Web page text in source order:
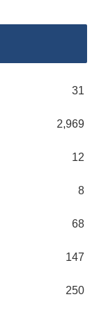
31
2,969
12
8
68
147
250